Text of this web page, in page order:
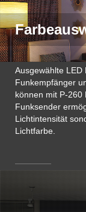
Ausgewählte LED
Funkempfänger
können mit P-
Funksender
Lichtintensität
Lichtfarbe.